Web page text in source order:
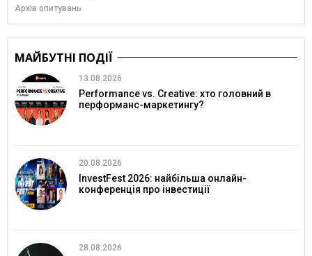
Архів опитувань
МАЙБУТНІ ПОДІЇ
13.08.2026
Performance vs. Creative: хто головний в
перформанс-маркетингу?
20.08.2026
InvestFest 2026: найбільша онлайн-
конференція про інвестиції
28.08.2026